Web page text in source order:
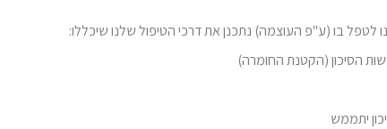
לטפל בו (ע"פ העוצמה) נתכנן את דרכי הטיפול שלנו שיכללו: